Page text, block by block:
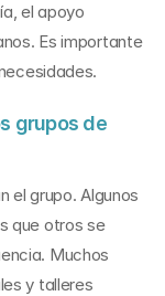
el apoyo
Es importante
grupos de
el grupo. Algunos
que otros se
Muchos
y talleres